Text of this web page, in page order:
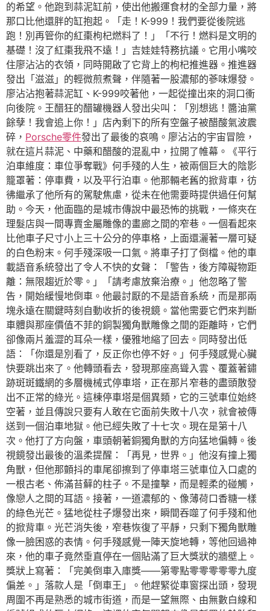
的希望。他跑到蒜泥缸前，使出他搬運食材的全部力量，將
那口比他還胖的缸抱起。「走！K-999！我們要從後院逃
跑！別再管你的紅棗枸杞燃料了！」「不行！燃料是文明的
基礎！沒了紅棗我飛不遠！」吉娃娃特務抗議。它用小嘴咬
住廖沾沾的衣領，同時開啟了它背上的枸杞推進器。推進器
發出「滋滋」的輕微煎煮聲，伴隨著一股濃郁的蔘味爆發。
廖沾沾抱著蒜泥缸、K-999咬著他，一起從撞出來的洞口衝
向後院。王醋狂的醋罐機器人發出尖叫：「別想逃！醬油黨
餘孽！我會追上你！」店內剩下的所有空盤子被醋酸氣波震
碎， Porsche零件發出了最後的哀鳴。廖沾沾的宇宙冒險，
就在這片蒜泥、中藥和醋酸的混亂中，拉開了帷幕。《平行
泊車維度：車位爭奪戰》何手殘的人生，被兩個巨大的陰影
籠罩著：停車費，以及平行泊車。他那輛老舊的掀背車，彷
彿繼承了他所有的駕駛焦慮，從未在他需要時提供過任何幫
助。今天，他面臨的是城市傳說中最恐怖的挑戰，一條夾在
理髮店與一間專賣金屬雕像的畫廊之間的窄巷。一個看起來
比他車子尺寸小上三十公分的停車格，上面還灑著一層可疑
的白色粉末。何手殘深吸一口氣。將車子打了倒檔。他的車
載語音系統發出了令人不快的女聲：「警告，後方障礙物距
離：無限趨近於零。」「請考慮放棄治療。」他忽略了警
告，開始緩慢地倒車。他最討厭的不是語音系統，而是那兩
塊永遠在關鍵時刻自動收折的後視鏡。當他需要它們來判斷
車體與那座價值不菲的銅製獨角獸雕像之間的距離時，它們
卻像兩片羞澀的耳朵一樣，優雅地縮了回去。同時發出低
語：「你還是別看了，反正你也停不好。」何手殘感覺心臟
快要跳出來了。他轉頭看去，發現那座高聳入雲、覆蓋著鏽
跡斑斑鐵網的多層機械式停車塔，正在那片窄巷的盡頭散發
出不正常的綠光。這棟停車塔是個異類，它的三號車位始終
空著，並且傳說只要有人敢在它面前失敗十八次，就會被傳
送到一個泊車地獄。他已經失敗了十七次。現在是第十八
次。他打了方向盤，車頭朝著銅獨角獸的方向猛地偏轉。後
視鏡發出最後的溫柔提醒：「再見，世界。」他沒有撞上獨
角獸，但他那顫抖的車尾卻擦到了停車塔三號車位入口處的
一根古老、佈滿苔蘚的柱子。不是撞擊，而是輕柔的碰觸，
像戀人之間的耳語。接著，一道濃郁的、像薄荷口香糖一樣
的綠色光芒。猛地從柱子爆發出來，瞬間吞噬了何手殘和他
的掀背車。光芒消失後，窄巷恢復了平靜，只剩下獨角獸雕
像一臉困惑的表情。何手殘感覺一陣天旋地轉，等他回過神
來，他的車子竟然垂直停在一個貼滿了巨大獎狀的牆壁上。
獎狀上寫著：「完美倒車入庫獎——第零點零零零零零九度
偏差。」落款人是「倒車王」。他趕緊從車窗探出頭，發現
周圍不再是熟悉的城市街道，而是一望無際、由無數白線和